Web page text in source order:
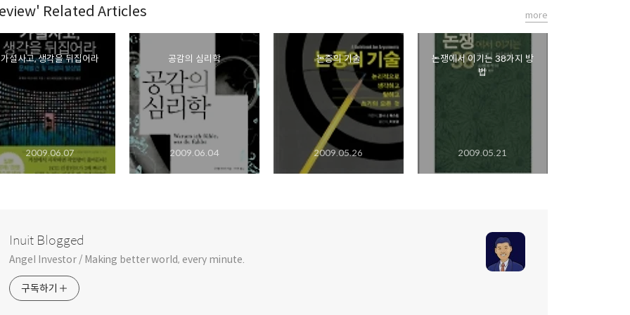
Related Articles
가설사고, 생각을 뒤집어라
2009.06.07
공감의 심리학
2009.06.04
논증의 기술
2009.05.26
논쟁에서 이기는 38가지 방
법
2009.05.21
more
Inuit Blogged
Angel Investor / Making better world, every minute.
구독하기